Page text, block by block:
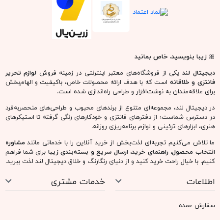
🎀زیبا بنویسید، خاص بمانید
دیجیتال لند یکی از فروشگاه‌های معتبر اینترنتی در زمینه فروش لوازم تحریر
فانتزی و خلاقانه است که با هدف ارائه محصولات خاص، باکیفیت و الهام‌بخش
برای علاقه‌مندان به نوشت‌افزار و طراحی راه‌اندازی شده است.
در دیجیتال لند، مجموعه‌ای متنوع از برندهای محبوب و طراحی‌های منحصربه‌فرد
در دسترس شماست؛ از دفترهای فانتزی و خودکارهای رنگی گرفته تا استیکرهای
هنری، ابزارهای تزئینی و لوازم برنامه‌ریزی روزانه.
ما تلاش می‌کنیم تجربه‌ای لذت‌بخش از خرید آنلاین را با خدماتی مانندمشاوره
انتخاب محصول، راهنمای خرید، ارسال سریع و بسته‌بندی زیبا برای شما فراهم
کنیم. با خیال راحت خرید کنید و از دنیای رنگارنگ و خلاق دیجیتال لند لذت ببرید.
اطلاعات خدمات مشتری
سفارش عمده